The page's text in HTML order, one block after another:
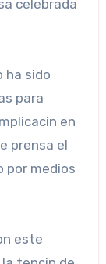
celebrada
ha sido
para
en
prensa el
por medios
este